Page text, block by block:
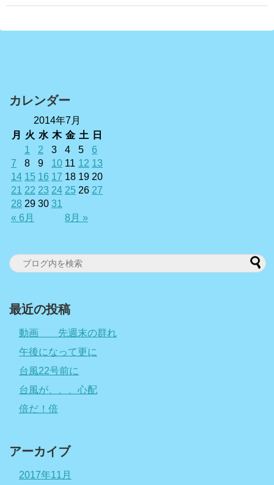
カレンダー
2014年7月
月
火 水 木 金 土 日
« 6月 8月 »
1 2 3 4 5
6
7
8 9 10 11 12 13
14 15 16 17 18 19 20
21 22 23 24 25 26 27
28 29 30 31
最近の投稿
動画 先週末の群れ
午後になって更に
台風22号前に
台風が、、、心配
倍だ！倍
アーカイブ
2017年11月